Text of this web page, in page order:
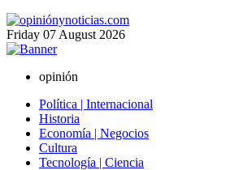
Friday 07 August 2026
opinión
Política | Internacional
Historia
Economía | Negocios
Cultura
Tecnología | Ciencia